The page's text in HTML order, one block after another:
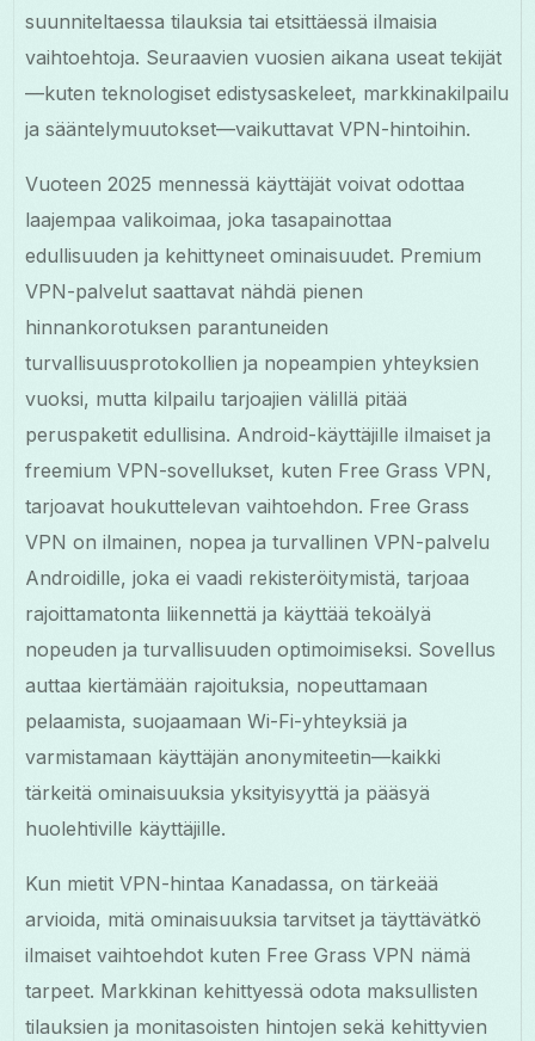
suunniteltaessa tilauksia tai etsittäessä ilmaisia
vaihtoehtoja. Seuraavien vuosien aikana useat tekijät
—kuten teknologiset edistysaskeleet, markkinakilpailu
ja sääntelymuutokset—vaikuttavat VPN-hintoihin.
Vuoteen 2025 mennessä käyttäjät voivat odottaa
laajempaa valikoimaa, joka tasapainottaa
edullisuuden ja kehittyneet ominaisuudet. Premium
VPN-palvelut saattavat nähdä pienen
hinnankorotuksen parantuneiden
turvallisuusprotokollien ja nopeampien yhteyksien
vuoksi, mutta kilpailu tarjoajien välillä pitää
peruspaketit edullisina. Android-käyttäjille ilmaiset ja
freemium VPN-sovellukset, kuten Free Grass VPN,
tarjoavat houkuttelevan vaihtoehdon. Free Grass
VPN on ilmainen, nopea ja turvallinen VPN-palvelu
Androidille, joka ei vaadi rekisteröitymistä, tarjoaa
rajoittamatonta liikennettä ja käyttää tekoälyä
nopeuden ja turvallisuuden optimoimiseksi. Sovellus
auttaa kiertämään rajoituksia, nopeuttamaan
pelaamista, suojaamaan Wi-Fi-yhteyksiä ja
varmistamaan käyttäjän anonymiteetin—kaikki
tärkeitä ominaisuuksia yksityisyyttä ja pääsyä
huolehtiville käyttäjille.
Kun mietit VPN-hintaa Kanadassa, on tärkeää
arvioida, mitä ominaisuuksia tarvitset ja täyttävätkö
ilmaiset vaihtoehdot kuten Free Grass VPN nämä
tarpeet. Markkinan kehittyessä odota maksullisten
tilauksien ja monitasoisten hintojen sekä kehittyvien